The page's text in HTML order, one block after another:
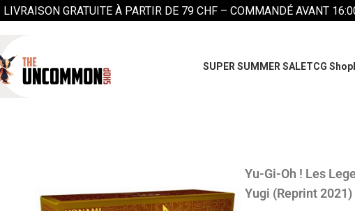
LIVRAISON GRATUITE À PARTIR DE 79 CHF – COMMANDÉ AVANT
SUPER SUMMER SALETCG Shop
Yu-Gi-Oh ! Les
Yugi (Reprint 2021)